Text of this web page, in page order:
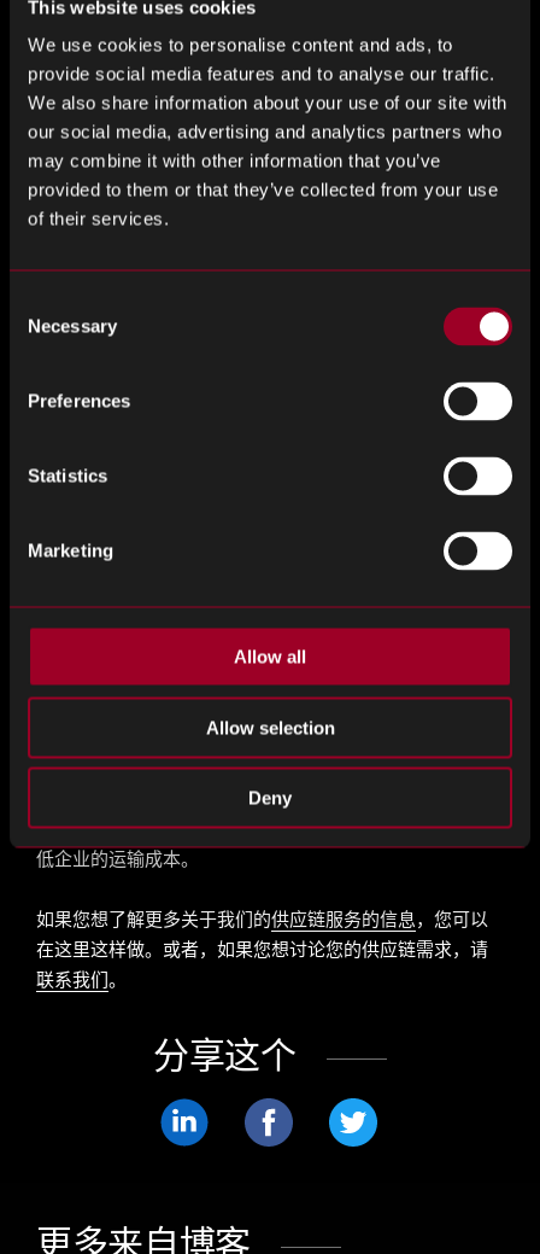
This website uses cookies
We use cookies to personalise content and ads, to
provide social media features and to analyse our traffic.
We also share information about your use of our site with
our social media, advertising and analytics partners who
may combine it with other information that you’ve
provided to them or that they’ve collected from your use
of their services.
Selection
Necessary
Preferences
Statistics
Marketing
Allow all
Allow selection
Deny
使用多式联运
多式联运涉及使用多种运输方式来运输货物。这可能包括
使用卡车、火车和轮船，并且可以通过利用每种运输方式
的优势来降低运输成本的有效方法。
降低运输成本的工具和技术
TMS软件可以通过提供货运动向的实时可见性，自动化预订
流程并提供分析以识别节省成本的机会来帮助公司优化其
货运审计和支付服务可以通过确保货运单准确、识别和收
回超额收费以及降低管理成本来帮助公司降低运输成本。
预测分析可以帮助公司优化其运输运营，方法是使用数据
总之，降低供应链中的运输成本需要战略、工具和技术的
组合。通过采取整体方法并持续监控和优化运输运营，公
司可以节省大量成本并提高其在市场上的竞争地位。我们
希望本指南为您提供有用的见解和实用技巧，以帮助您降
低企业的运输成本。
如果您想了解更多关于我们的供应链服务的信息，您可以
在这里这样做。或者，如果您想讨论您的供应链需求，请
联系我们。
分享这个
LinkedIn
更多来自博客